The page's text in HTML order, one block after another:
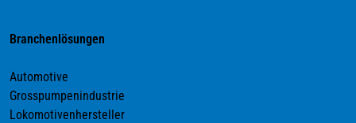
Branchenlösungen
Automotive
Grosspumpenindustrie
Lokomotivenhersteller